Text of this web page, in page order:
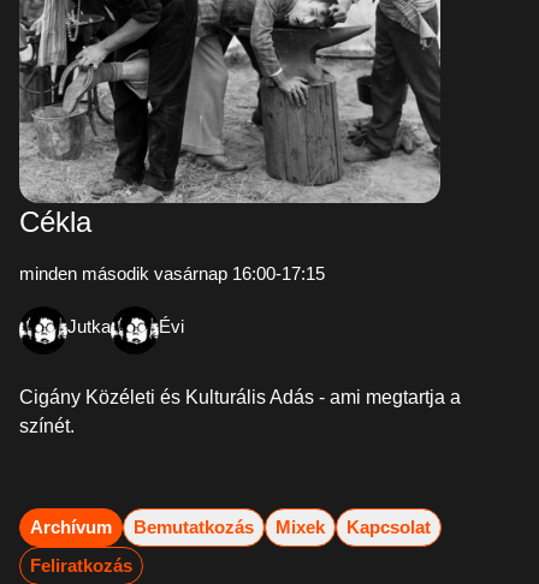
Cékla
minden második vasárnap 16:00-17:15
Jutka Évi
Cigány Közéleti és Kulturális Adás - ami megtartja a
színét.
Archívum Bemutatkozás Mixek
Kapcsolat
Feliratkozás